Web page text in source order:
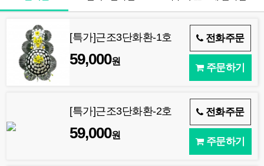
[특가]근조3단화환-1호
59,000원
전화주문
주문하기
[특가]근조3단화환-2호
59,000원
전화주문
주문하기